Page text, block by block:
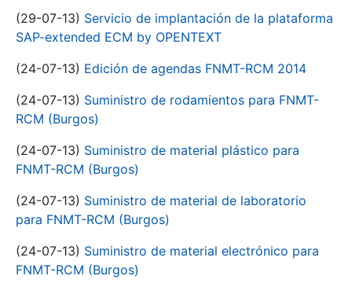
(29-07-13) Servicio de implantación de la plataforma
SAP-extended ECM by OPENTEXT
(24-07-13) Edición de agendas FNMT-RCM 2014
(24-07-13) Suministro de rodamientos para FNMT-
RCM (Burgos)
(24-07-13) Suministro de material plástico para
FNMT-RCM (Burgos)
(24-07-13) Suministro de material de laboratorio
para FNMT-RCM (Burgos)
(24-07-13) Suministro de material electrónico para
FNMT-RCM (Burgos)